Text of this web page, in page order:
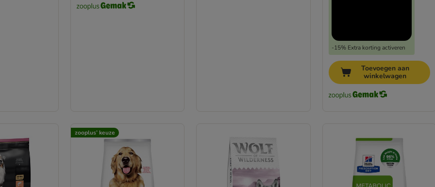
-15% Extra korting activeren
Toevoegen aan
winkelwagen
zooplus’ keuze